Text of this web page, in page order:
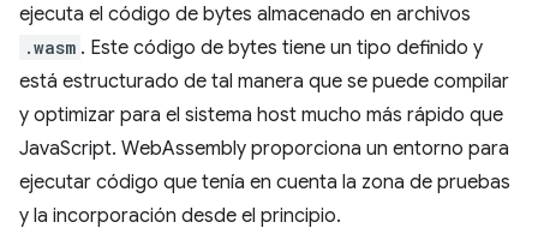
ejecuta el código de bytes almacenado en archivos
.wasm . Este código de bytes tiene un tipo definido y
está estructurado de tal manera que se puede compilar
y optimizar para el sistema host mucho más rápido que
JavaScript. WebAssembly proporciona un entorno para
ejecutar código que tenía en cuenta la zona de pruebas
y la incorporación desde el principio.